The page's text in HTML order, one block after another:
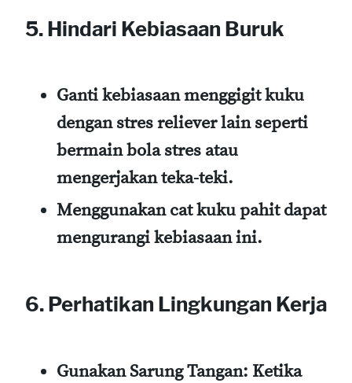
5. Hindari Kebiasaan Buruk
Ganti kebiasaan menggigit kuku
dengan stres reliever lain seperti
bermain bola stres atau
mengerjakan teka-teki.
Menggunakan cat kuku pahitdapat
mengurangi kebiasaan ini.
6. Perhatikan Lingkungan Kerja
Gunakan Sarung Tangan: Ketika